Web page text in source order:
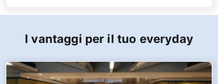
I vantaggi per il tuo everyday